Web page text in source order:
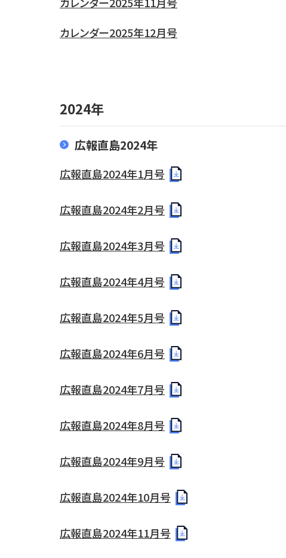
カレンダー2025年12月号
2024年
広報直島2024年
広報直島2024年1月号
広報直島2024年2月号
広報直島2024年3月号
広報直島2024年4月号
広報直島2024年5月号
広報直島2024年6月号
広報直島2024年7月号
広報直島2024年8月号
広報直島2024年9月号
広報直島2024年10月号
広報直島2024年11月号